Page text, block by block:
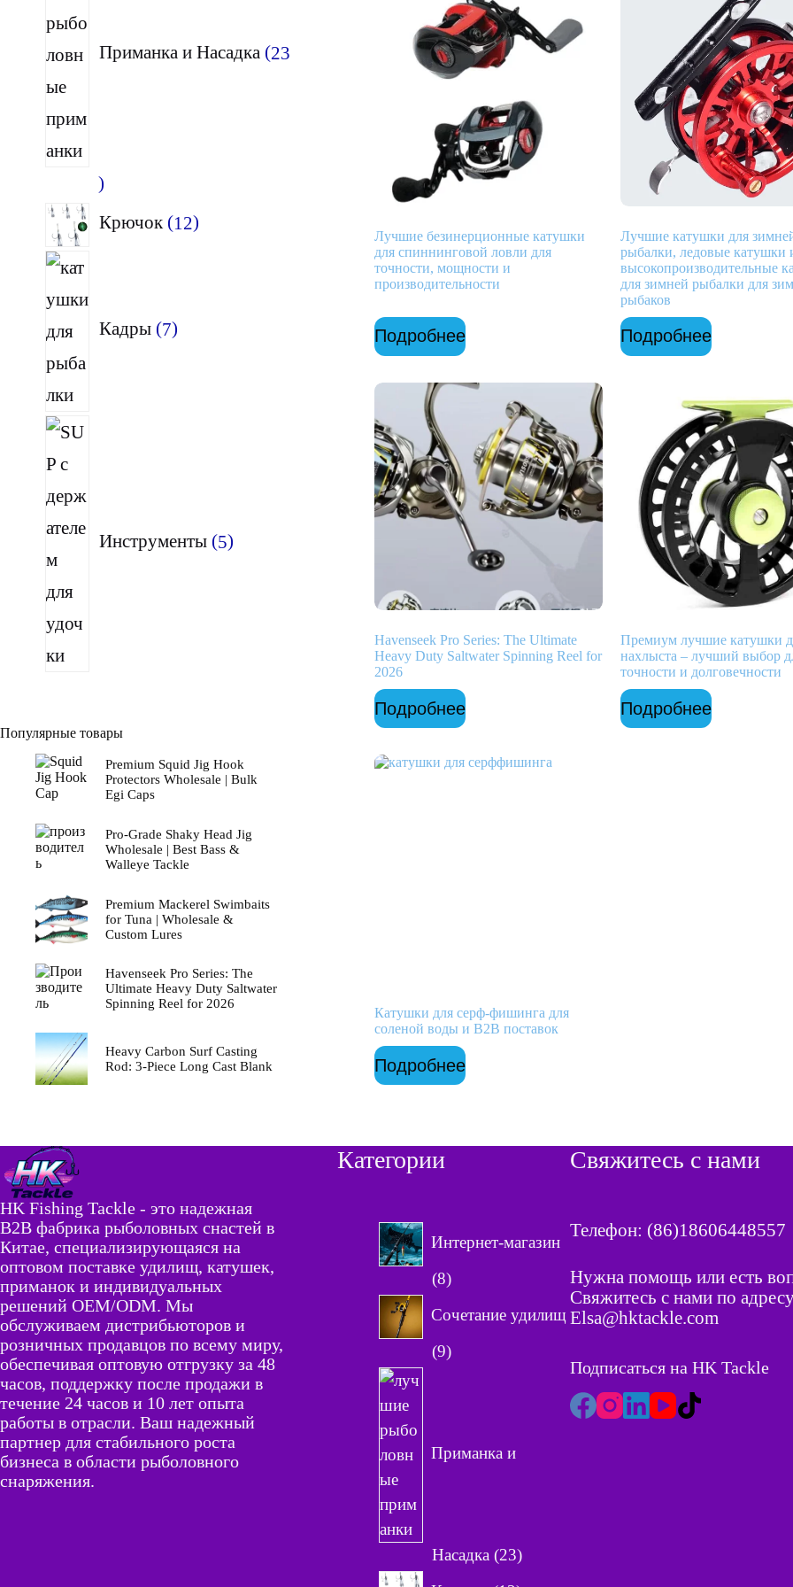
Лучшие безинерционные катушки
для спиннинговой ловли для
точности, мощности и
производительности
Подробнее
Лучшие катушки для
рыбалки, ледовые катушки
высокопроизводительные
для зимней рыбалки для
рыбаков
Подробнее
Havenseek Pro Series: The Ultimate
Heavy Duty Saltwater Spinning Reel for
2026
Подробнее
Премиум лучшие катушки
нахлыста – лучший выбор
точности и долговечности
Подробнее
Катушки для серф-фишинга для
соленой воды и B2B поставок
Подробнее
Приманка и Насадка 23
23
товара
Крючок 1212
Кадры 7
Инструменты 5
Популярные товары
Premium Squid Jig Hook
Protectors Wholesale | Bulk
Egi Caps
Pro-Grade Shaky Head Jig
Wholesale | Best Bass &
Walleye Tackle
Premium Mackerel Swimbaits
for Tuna | Wholesale &
Custom Lures
Havenseek Pro Series: The
Ultimate Heavy Duty Saltwater
Spinning Reel for 2026
Heavy Carbon Surf Casting
Rod: 3-Piece Long Cast Blank
HK Fishing Tackle - это надежная
B2B фабрика рыболовных снастей в
Китае, специализирующаяся на
оптовом поставке удилищ, катушек,
приманок и индивидуальных
решений OEM/ODM. Мы
обслуживаем дистрибьюторов и
розничных продавцов по всему миру,
обеспечивая оптовую отгрузку за 48
часов, поддержку после продажи в
течение 24 часов и 10 лет опыта
работы в отрасли. Ваш надежный
партнер для стабильного роста
бизнеса в области рыболовного
снаряжения.
Категории
Интернет-магазин
88
в
в
Сочетание удилищ
99
а
Приманка и
Насадка 232
1
Свяжитесь с нами
Телефон: (86)18606448557
Нужна помощь или есть
Свяжитесь с нами по
Elsa@hktackle.com
Подписаться на HK Tackle